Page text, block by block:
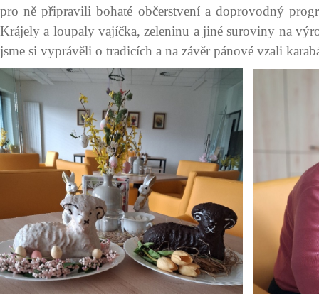
pro ně připravili bohaté občerstvení a doprovodný
Krájely a loupaly vajíčka, zeleninu a jiné suroviny na
jsme si vyprávěli o tradicích a na závěr pánové vzali